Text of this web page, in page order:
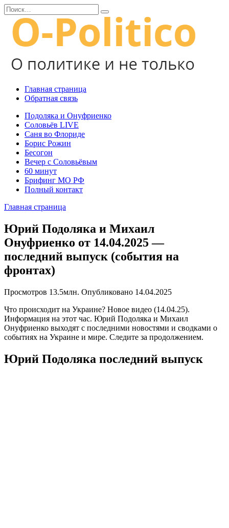
Перейти
к
содержанию
Search
for:
Главная страница
Обратная связь
Подоляка и Онуфриенко
Соловьёв LIVE
Саня во Флориде
Борис Рожин
Бесогон
Вечер с Соловьёвым
60 минут
Брифинг МО РФ
Полный контакт
Главная страница
Юрий Подоляка и Михаил
Онуфриенко от 14.04.2025 —
последний выпуск (события на
фронтах)
Просмотров 13.5млн. Опубликовано 14.04.2025
Что происходит на Украине? Новое видео (14.04.25).
Информация на этот час. Юрий Подоляка и Михаил
Онуфриенко выходят с последними новостями и сводками о
событиях на Украине и мире. Следите за продолжением.
Юрий Подоляка последний выпуск